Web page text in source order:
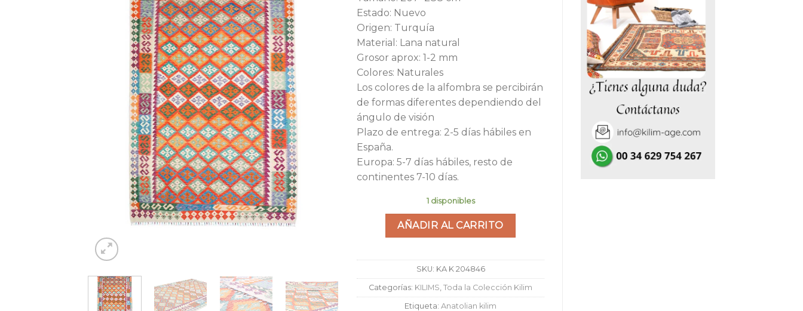
Estado: Nuevo
Origen: Turquía
Material: Lana natural
Grosor aprox: 1-2 mm
Colores: Naturales
Los colores de la alfombra se percibirán
de formas diferentes dependiendo del
ángulo de visión
Plazo de entrega: 2-5 días hábiles en
España.
Europa: 5-7 días hábiles, resto de
continentes 7-10 días.
1 disponibles
AÑADIR AL CARRITO
SKU: KA K 204846
Categorías: KILIMS Toda la Colección Kilim
Etiqueta: Anatolian kilim